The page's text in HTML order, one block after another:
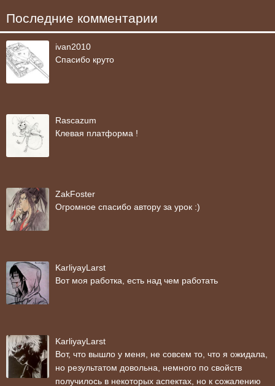
Последние комментарии
ivan2010
Спасибо круто
Rascazum
Клевая платформа !
ZakFoster
Огромное спасибо автору за урок :)
KarliyayLarst
Вот моя работка, есть над чем работать
KarliyayLarst
Вот, что вышло у меня, не совсем то, что я ожидала,
но результатом довольна, немного по свойств
получилось в некоторых аспектах, но к сожалению